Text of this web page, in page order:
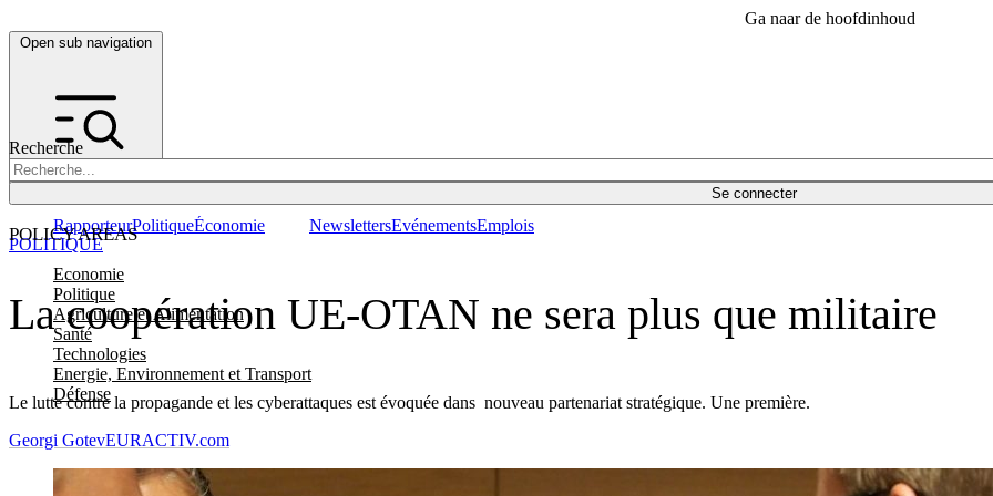
Ga naar de hoofdinhoud
Open sub navigation
Recherche
Se connecter
POLICY AREAS
Economie
Politique
Agriculture et Alimentation
Santé
Technologies
Energie, Environnement et Transport
Défense
RapporteurPolitiqueÉconomie NewslettersEvénementsEmplois
La coopération UE-OTAN ne sera plus que militaire
Le lutte contre la propagande et les cyberattaques est évoquée dans nouveau partenariat stratégique. Une première.
POLITIQUE
Georgi GotevEURACTIV.com